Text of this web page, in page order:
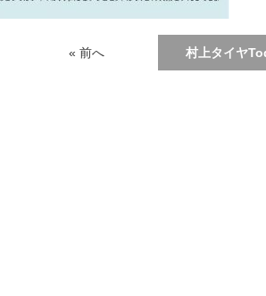
« 前へ 村上タイヤ